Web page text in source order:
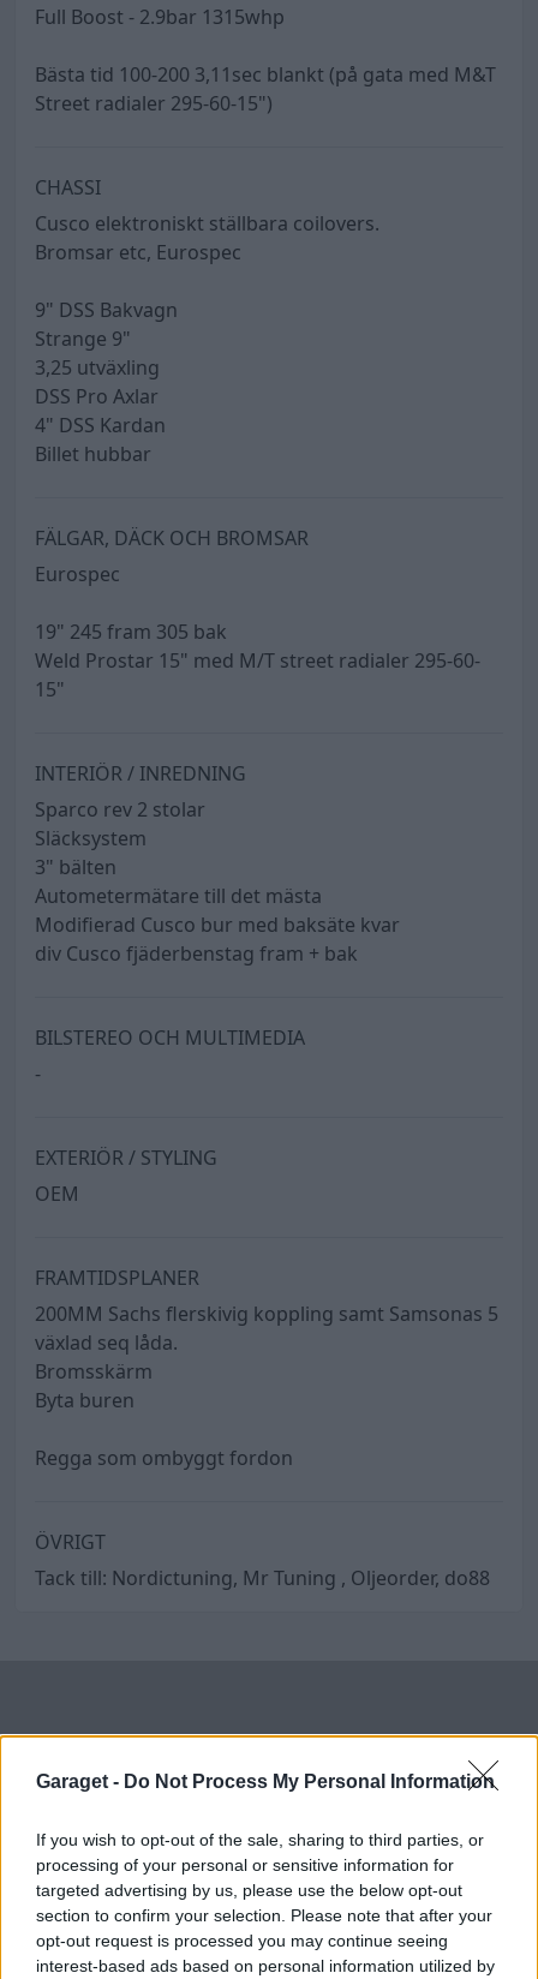
Garaget - Do Not Process My Personal Information
If you wish to opt-out of the sale, sharing to third parties, or
processing of your personal or sensitive information for
targeted advertising by us, please use the below opt-out
section to confirm your selection. Please note that after your
opt-out request is processed you may continue seeing
interest-based ads based on personal information utilized by
Full Boost - 2.9bar 1315whp
Bästa tid 100-200 3,11sec blankt (på gata med M&T
Street radialer 295-60-15")
CHASSI
Cusco elektroniskt ställbara coilovers.
Bromsar etc, Eurospec
9" DSS Bakvagn
Strange 9"
3,25 utväxling
DSS Pro Axlar
4" DSS Kardan
Billet hubbar
FÄLGAR, DÄCK OCH BROMSAR
Eurospec
19" 245 fram 305 bak
Weld Prostar 15" med M/T street radialer 295-60-
15"
INTERIÖR / INREDNING
Sparco rev 2 stolar
Släcksystem
3" bälten
Autometermätare till det mästa
Modifierad Cusco bur med baksäte kvar
div Cusco fjäderbenstag fram + bak
BILSTEREO OCH MULTIMEDIA
-
EXTERIÖR / STYLING
OEM
FRAMTIDSPLANER
200MM Sachs flerskivig koppling samt Samsonas 5
växlad seq låda.
Bromsskärm
Byta buren
Regga som ombyggt fordon
ÖVRIGT
Tack till: Nordictuning, Mr Tuning , Oljeorder, do88